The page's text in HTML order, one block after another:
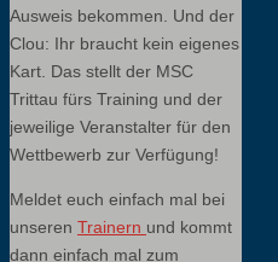
Ausweis bekommen. Und der
Clou: Ihr braucht kein eigenes
Kart. Das stellt der MSC
Trittau fürs Training und der
jeweilige Veranstalter für den
Wettbewerb zur Verfügung!
Meldet euch einfach mal bei
unseren Trainern und kommt
dann einfach mal zum